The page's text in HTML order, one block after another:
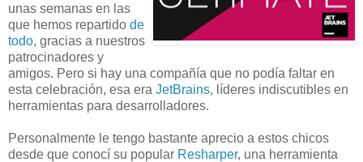
unas semanas en las
que hemos repartido de
todo, gracias a nuestros
patrocinadores y
amigos. Pero si hay una compañía que no podía faltar en
esta celebración, esa era JetBrains, líderes indiscutibles en
herramientas para desarrolladores.
Personalmente le tengo bastante aprecio a estos chicos
desde que conocí su popular Resharper, una herramienta